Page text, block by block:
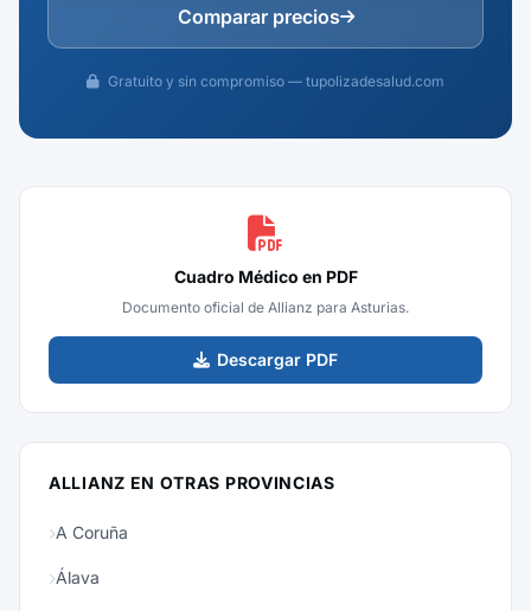
Comparar precios
Gratuito y sin compromiso — tupolizadesalud.com
Cuadro Médico en PDF
Documento oficial de Allianz para Asturias.
Descargar PDF
ALLIANZ EN OTRAS PROVINCIAS
A Coruña
Álava